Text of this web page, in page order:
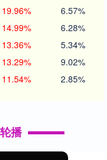
19.96% 6.57%
14.99% 6.28%
13.36% 5.34%
13.29% 9.02%
11.54% 2.85%
播